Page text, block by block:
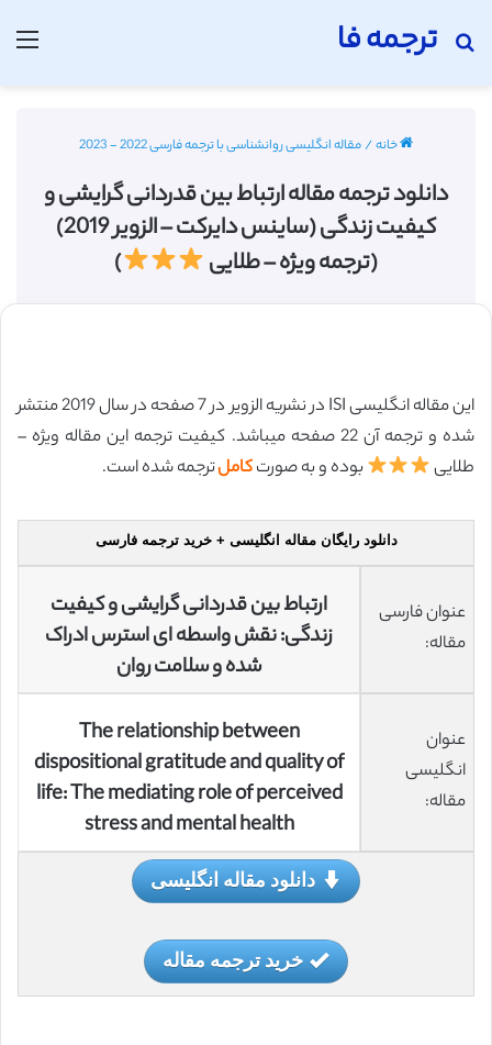
ترجمه فا
جستجو برای
خانه/مقاله انگلیسی روانشناسی با ترجمه فارسی 2022 - 2023
دانلود ترجمه مقاله ارتباط بین قدردانی گرایشی و
کیفیت زندگی (ساینس دایرکت – الزویر 2019)
(ترجمه ویژه – طلایی
)
این مقاله انگلیسی ISI در نشریه الزویر در 7 صفحه در سال 2019 منتشر
شده و ترجمه آن 22 صفحه میباشد. کیفیت ترجمه این مقاله ویژه –
طلایی
بوده و به صورتکاملترجمه شده است.
دانلود رایگان مقاله انگلیسی + خرید ترجمه فارسی
عنوان فارسی
مقاله:
ارتباط بین قدردانی گرایشی و کیفیت
زندگی: نقش واسطه ای استرس ادراک
شده و سلامت روان
عنوان
انگلیسی
مقاله:
The relationship between
dispositional gratitude and quality of
life: The mediating role of perceived
stress and mental health
دانلود مقاله انگلیسی
خرید ترجمه مقاله